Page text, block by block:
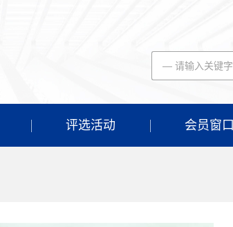
评选活动 会员窗口